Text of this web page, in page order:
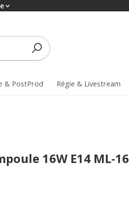
& PostProd Régie & Livestream
16W E14 ML-16